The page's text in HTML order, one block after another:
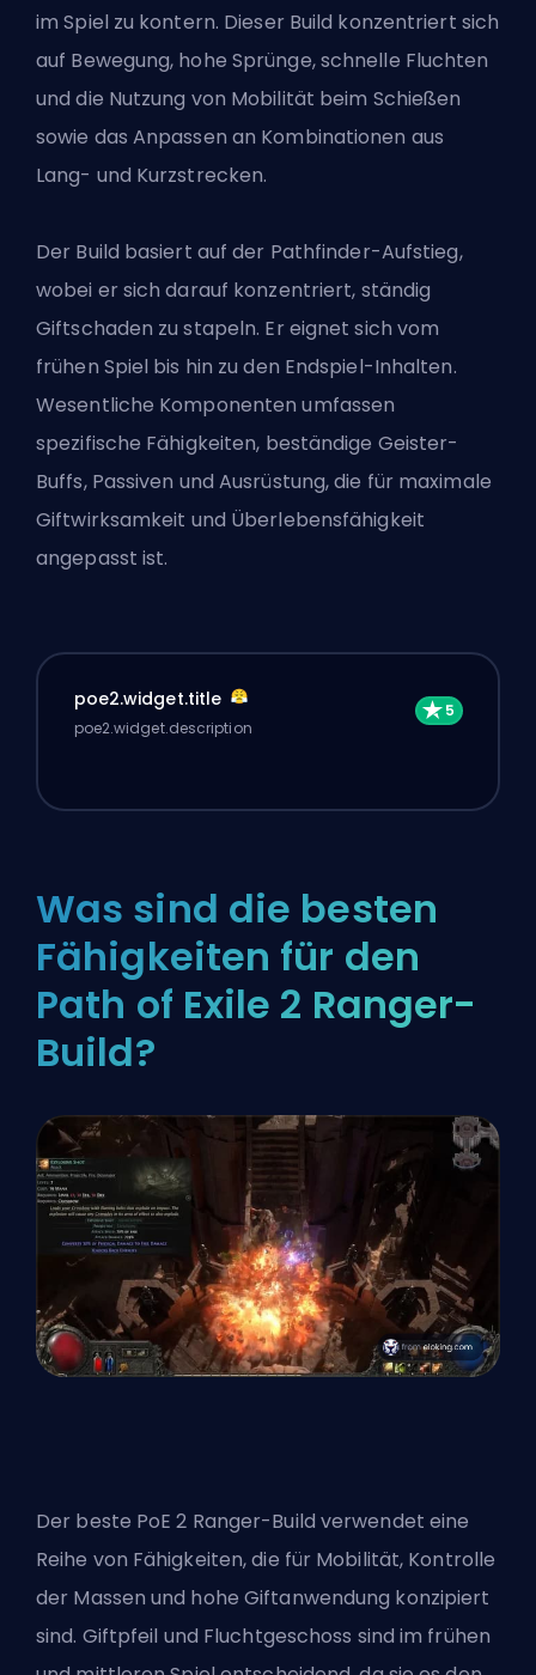
im Spiel zu kontern. Dieser Build konzentriert sich
auf Bewegung, hohe Sprünge, schnelle Fluchten
und die Nutzung von Mobilität beim Schießen
sowie das Anpassen an Kombinationen aus
Lang- und Kurzstrecken.
Der Build basiert auf der Pathfinder-Aufstieg,
wobei er sich darauf konzentriert, ständig
Giftschaden zu stapeln. Er eignet sich vom
frühen Spiel bis hin zu den Endspiel-Inhalten.
Wesentliche Komponenten umfassen
spezifische Fähigkeiten, beständige Geister-
Buffs, Passiven und Ausrüstung, die für maximale
Giftwirksamkeit und Überlebensfähigkeit
angepasst ist.
poe2.widget.title
poe2.widget.description
Was sind die besten
Fähigkeiten für den
Path of Exile 2 Ranger-
Build?
Der beste PoE 2 Ranger-Build verwendet eine
Reihe von Fähigkeiten, die für Mobilität, Kontrolle
der Massen und hohe Giftanwendung konzipiert
sind. Giftpfeil und Fluchtgeschoss sind im frühen